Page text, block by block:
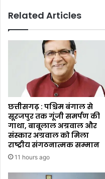
Related Articles
छत्तीसगढ़ : पश्चिम बंगाल से
सूरजपुर तक गूंजी समर्पण की
गाथा, बाबूलाल अग्रवाल और
संस्कार अग्रवाल को मिला
राष्ट्रीय संगठनात्मक सम्मान
11 hours ago